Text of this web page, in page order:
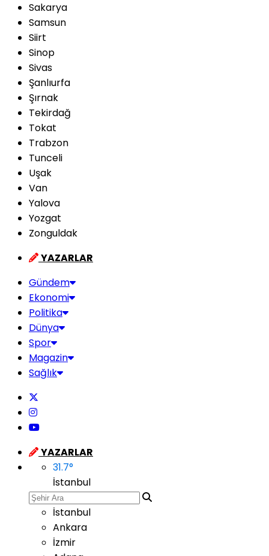
Sakarya
Samsun
Siirt
Sinop
Sivas
Şanlıurfa
Şırnak
Tekirdağ
Tokat
Trabzon
Tunceli
Uşak
Van
Yalova
Yozgat
Zonguldak
YAZARLAR
Gündem
Ekonomi
Politika
Dünya
Spor
Magazin
Sağlık
YAZARLAR
31.7°
İstanbul
İstanbul
Ankara
İzmir